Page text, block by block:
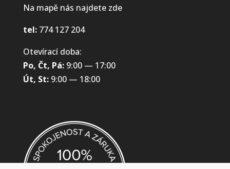
Na mapě nás najdete zde
tel:774 127 204
Otevírací doba:
Po, Čt, Pá:9:00 — 17:00
Út, St:9:00 — 18:00